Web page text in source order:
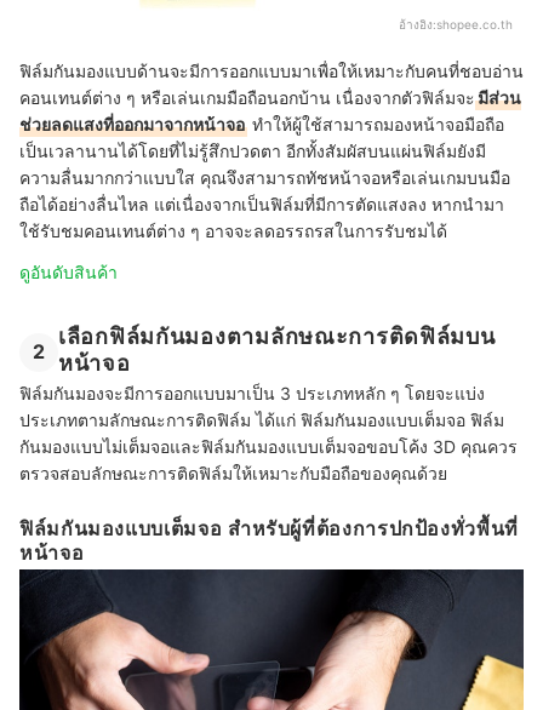
อ้างอิง:shopee.co.th
ฟิล์มกันมองแบบด้านจะมีการออกแบบมาเพื่อให้เหมาะกับคนที่ชอบอ่าน
คอนเทนต์ต่าง ๆ หรือเล่นเกมมือถือนอกบ้าน เนื่องจากตัวฟิล์มจะมีส่วน
ช่วยลดแสงที่ออกมาจากหน้าจอ ทำให้ผู้ใช้สามารถมองหน้าจอมือถือ
เป็นเวลานานได้โดยที่ไม่รู้สึกปวดตา อีกทั้งสัมผัสบนแผ่นฟิล์มยังมี
ความลื่นมากกว่าแบบใส คุณจึงสามารถทัชหน้าจอหรือเล่นเกมบนมือ
ถือได้อย่างลื่นไหล แต่เนื่องจากเป็นฟิล์มที่มีการตัดแสงลง หากนำมา
ใช้รับชมคอนเทนต์ต่าง ๆ อาจจะลดอรรถรสในการรับชมได้
ดูอันดับสินค้า
2
เลือกฟิล์มกันมองตามลักษณะการติดฟิล์มบน
หน้าจอ
ฟิล์มกันมองจะมีการออกแบบมาเป็น 3 ประเภทหลัก ๆ โดยจะแบ่ง
ประเภทตามลักษณะการติดฟิล์ม ได้แก่ ฟิล์มกันมองแบบเต็มจอ ฟิล์ม
กันมองแบบไม่เต็มจอและฟิล์มกันมองแบบเต็มจอขอบโค้ง 3D คุณควร
ตรวจสอบลักษณะการติดฟิล์มให้เหมาะกับมือถือของคุณด้วย
ฟิล์มกันมองแบบเต็มจอ สำหรับผู้ที่ต้องการปกป้องทั่วพื้นที่
หน้าจอ